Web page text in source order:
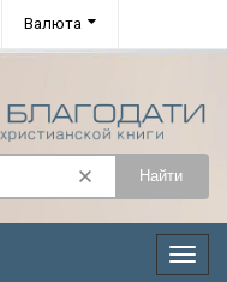
Валюта
Найти
Меню